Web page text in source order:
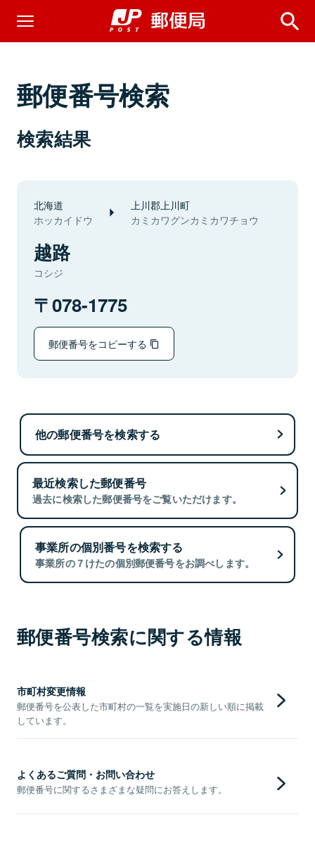
郵便番号検索
検索結果
北海道
ホッカイドウ
上川郡上川町
カミカワグンカミカワチョウ
越路
コシジ
078-1775
郵便番号をコピーする
他の郵便番号を検索する
最近検索した郵便番号
過去に検索した郵便番号をご覧いただけます。
事業所の個別番号を検索する
事業所の７けたの個別郵便番号をお調べします。
郵便番号検索に関する情報
市町村変更情報
郵便番号を公表した市町村の一覧を実施日の新しい順に掲載
しています。
よくあるご質問・お問い合わせ
郵便番号に関するさまざまな疑問にお答えします。